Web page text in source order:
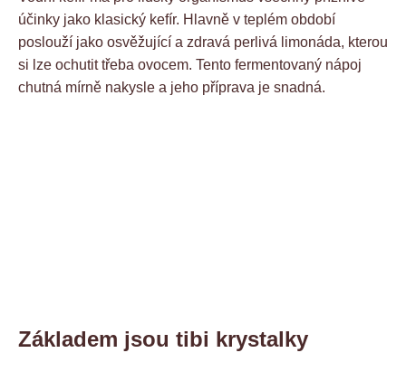
účinky jako klasický kefír. Hlavně v teplém období
poslouží jako osvěžující a zdravá perlivá limonáda, kterou
si lze ochutit třeba ovocem. Tento fermentovaný nápoj
chutná mírně nakysle a jeho příprava je snadná.
Základem jsou tibi krystalky